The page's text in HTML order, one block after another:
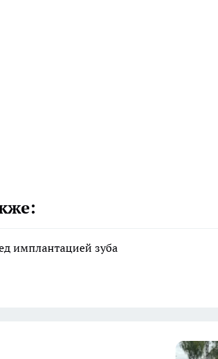
имплантацией зуба